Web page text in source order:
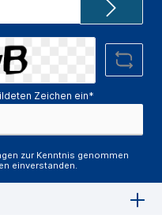
Zeichen ein*
zur Kenntnis genommen
einverstanden.